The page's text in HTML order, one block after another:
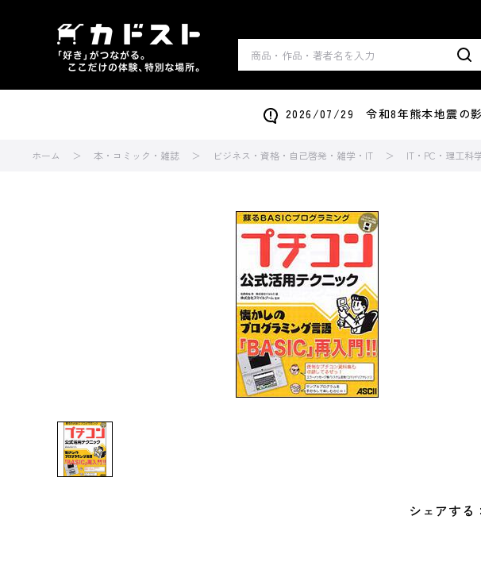
2026/07/29 令和8年熊本地震の影
ホーム 本・コミック・雑誌 ビジネス・資格・自己啓発・雑学・IT IT・PC・理工科
シェアする：